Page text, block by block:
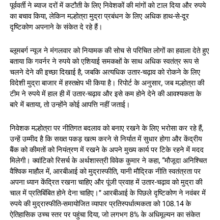
पूर्ववर्ती ने ब्याज दरों में कटौती के लिए निवेशकों की मांगों को टाल दिया और रुपये
का बचाव किया, लेकिन मल्होत्रा मुद्रा प्रबंधन के लिए अधिक हाथ-से-दूर
दृष्टिकोण अपनाने के संकेत दे रहे हैं।
ब्लूमबर्ग न्यूज ने मंगलवार को नियामक की सोच से परिचित लोगों का हवाला देते हुए
बताया कि गवर्नर ने रुपये को एशियाई समकक्षों के साथ अधिक स्वतंत्र रूप से
चलने देने की इच्छा दिखाई है, जबकि अत्यधिक उतार-चढ़ाव को रोकने के लिए
विदेशी मुद्रा बाजार में हस्तक्षेप भी किया है। रिपोर्ट के अनुसार, जब मल्होत्रा की
टीम ने रुपये में हाल ही में उतार-चढ़ाव और इसे कम होने देने की आवश्यकता के
बारे में बताया, तो उन्होंने कोई आपत्ति नहीं जताई।
निवेशक मल्होत्रा पर नीतिगत बदलाव को बनाए रखने के लिए भरोसा कर रहे हैं,
उन्हें उम्मीद है कि सख्त पकड़ खत्म करने से निर्यात में सुधार होगा और केंद्रीय
बैंक को कीमतों को नियंत्रण में रखने के अपने मुख्य कार्य पर टिके रहने में मदद
मिलेगी। क्वांटिको रिसर्च के अर्थशास्त्री विवेक कुमार ने कहा, “मौजूदा अनिश्चित
वैश्विक माहौल में, आरबीआई को मुद्रास्फीति, यानी मौद्रिक नीति स्वतंत्रता पर
अपना ध्यान केंद्रित रखना चाहिए और पूंजी प्रवाह में उतार-चढ़ाव को मुद्रा की
चाल में प्रतिबिंबित होने देना चाहिए।” आरबीआई के पिछले दृष्टिकोण ने नवंबर में
रुपये की मुद्रास्फीति-समायोजित व्यापार प्रतिस्पर्धात्मकता को 108.14 के
ऐतिहासिक उच्च स्तर पर पहुंचा दिया, जो लगभग 8% के अधिमूल्यन का संकेत